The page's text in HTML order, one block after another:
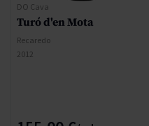
DO Cava
Turó d'en Mota
Recaredo
2012